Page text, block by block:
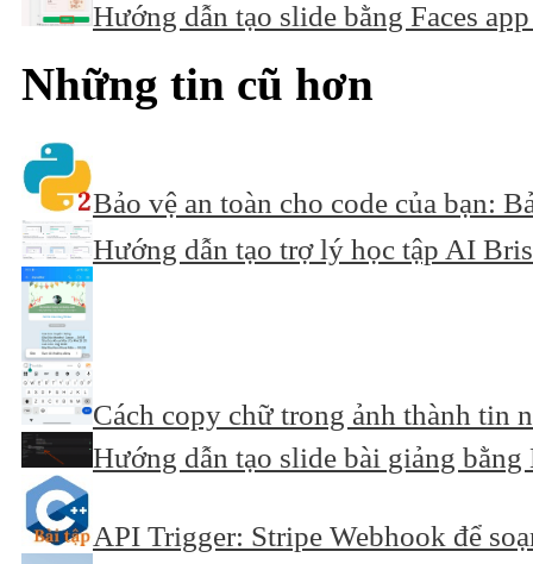
Hướng dẫn tạo slide bằng Faces
Những tin cũ hơn
Bảo vệ an toàn cho code của bạn:
Hướng dẫn tạo trợ lý học tập AI
Cách copy chữ trong ảnh thành tin
Hướng dẫn tạo slide bài giảng
API Trigger: Stripe Webhook để